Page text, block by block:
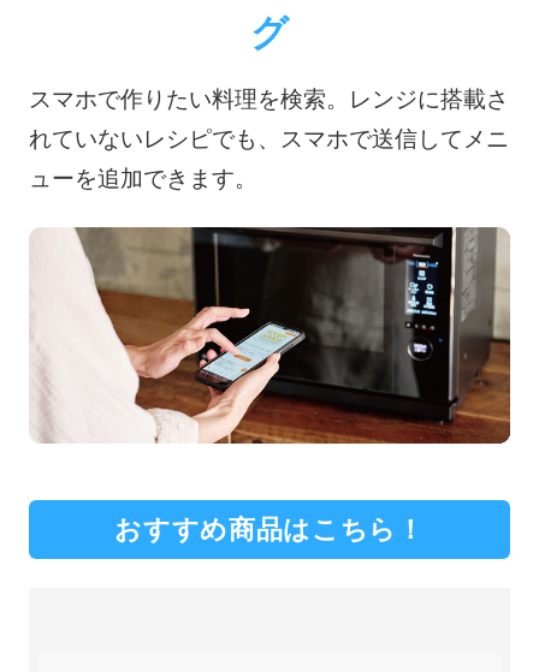
グ
スマホで作りたい料理を検索。レンジに搭載さ
れていないレシピでも、スマホで送信してメニ
ューを追加できます。
おすすめ商品はこちら！